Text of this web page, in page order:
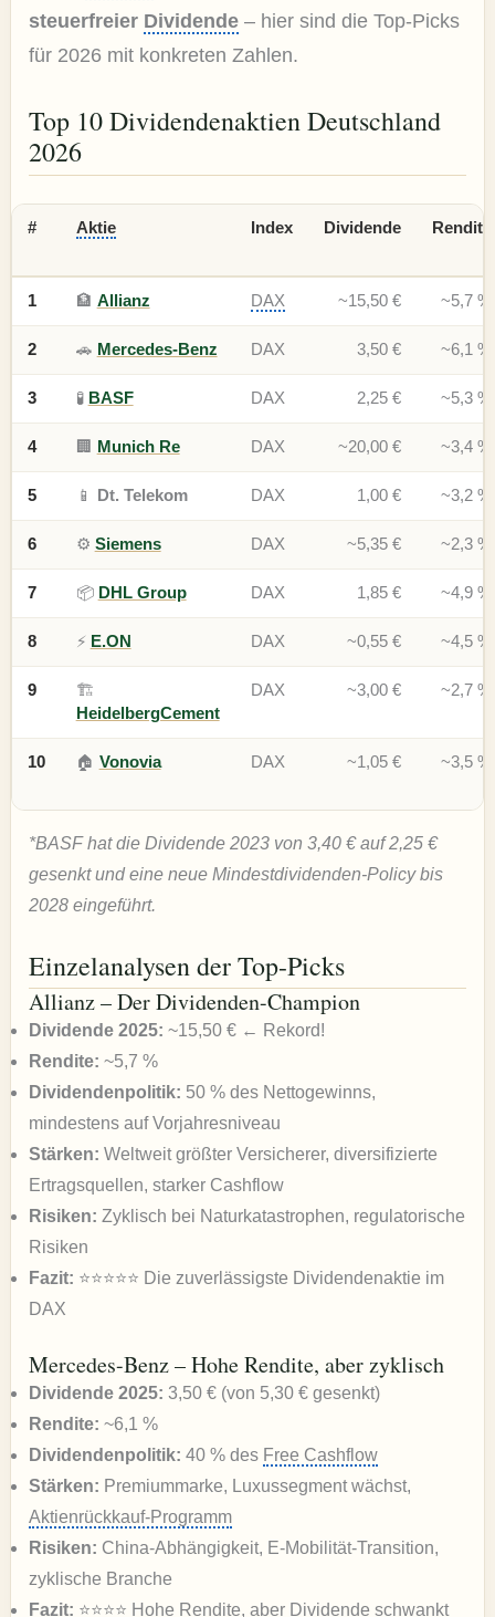
steuerfreier Dividende– hier sind die Top-Picks
für 2026 mit konkreten Zahlen.
Top 10 Dividendenaktien Deutschland
2026
# Aktie Index Dividende Rendite
1 🏦 Allianz DAX ~15,50 € ~5,7 %
2 🚗 Mercedes-Benz DAX 3,50 € ~6,1 %
3 🧪 BASF DAX 2,25 € ~5,3 %
4 🏢 Munich Re DAX ~20,00 € ~3,4 %
5 📱 Dt. Telekom DAX 1,00 € ~3,2 %
6 ⚙️ Siemens DAX ~5,35 € ~2,3 %
7 📦 DHL Group DAX 1,85 € ~4,9 %
8 ⚡ E.ON DAX ~0,55 € ~4,5 %
9
🏗️
HeidelbergCement
DAX ~3,00 € ~2,7 %
10 🏠 Vonovia DAX ~1,05 € ~3,5 %
*BASF hat die Dividende 2023 von 3,40 € auf 2,25 €
gesenkt und eine neue Mindestdividenden-Policy bis
2028 eingeführt.
Einzelanalysen der Top-Picks
Allianz – Der Dividenden-Champion
Dividende 2025: ~15,50 € ← Rekord!
Rendite: ~5,7 %
Dividendenpolitik: 50 % des Nettogewinns,
mindestens auf Vorjahresniveau
Stärken: Weltweit größter Versicherer, diversifizierte
Ertragsquellen, starker Cashflow
Risiken: Zyklisch bei Naturkatastrophen, regulatorische
Risiken
Fazit: ⭐⭐⭐⭐⭐ Die zuverlässigste Dividendenaktie im
DAX
Mercedes-Benz – Hohe Rendite, aber zyklisch
Dividende 2025: 3,50 € (von 5,30 € gesenkt)
Rendite: ~6,1 %
Dividendenpolitik: 40 % des Free Cashflow
Stärken: Premiummarke, Luxussegment wächst,
Aktienrückkauf-Programm
Risiken: China-Abhängigkeit, E-Mobilität-Transition,
zyklische Branche
Fazit: ⭐⭐⭐⭐ Hohe Rendite, aber Dividende schwankt